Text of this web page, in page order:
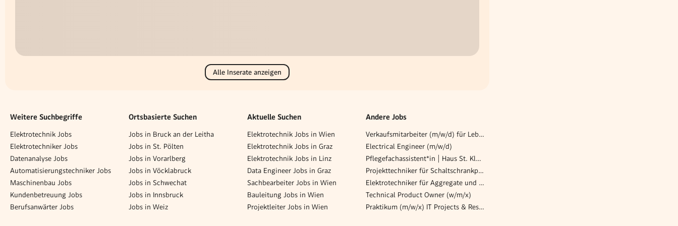
Alle Inserate anzeigen
Weitere Suchbegriffe
Elektrotechnik Jobs
Elektrotechniker Jobs
Datenanalyse Jobs
Automatisierungstechniker Jobs
Maschinenbau Jobs
Kundenbetreuung Jobs
Berufsanwärter Jobs
Ortsbasierte Suchen
Jobs in Bruck an der Leitha
Jobs in St. Pölten
Jobs in Vorarlberg
Jobs in Vöcklabruck
Jobs in Schwechat
Jobs in Innsbruck
Jobs in Weiz
Aktuelle Suchen
Elektrotechnik Jobs in Wien
Elektrotechnik Jobs in Graz
Elektrotechnik Jobs in Linz
Data Engineer Jobs in Graz
Sachbearbeiter Jobs in Wien
Bauleitung Jobs in Wien
Projektleiter Jobs in Wien
Andere Jobs
Verkaufsmitarbeiter (m/w/d) für Lebensmittelbereich
Electrical Engineer (m/w/d)
Pflegefachassistent*in | Haus St. Klemens
Projekttechniker für Schaltschrankplanung Industrie und Infrastruktur m/w/d
Elektrotechniker für Aggregate und Industriemotoren (w/m/x)
Technical Product Owner (w/m/x)
Praktikum (m/w/x) IT Projects & Research (EU-Projekte)